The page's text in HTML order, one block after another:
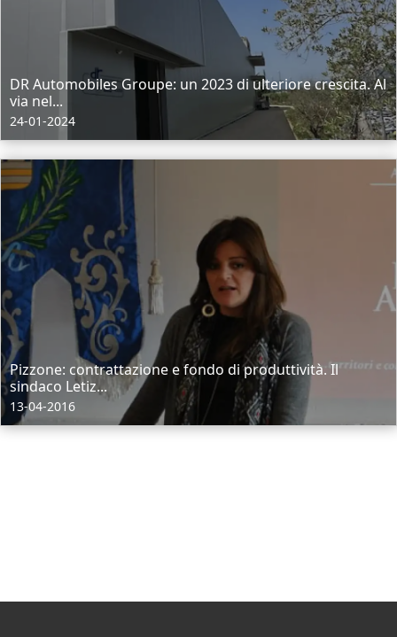
DR Automobiles Groupe: un 2023 di ulteriore crescita. Al
via nel...
24-01-2024
Pizzone: contrattazione e fondo di produttività. Il
sindaco Letiz...
13-04-2016